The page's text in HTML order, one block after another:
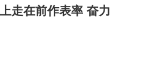
二届纪律检查委
走在前作表率 奋力
工作高质量发展